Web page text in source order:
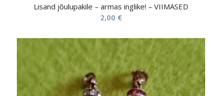
Lisand jõulupakile – armas inglike! – VIIMASED
2,00 €